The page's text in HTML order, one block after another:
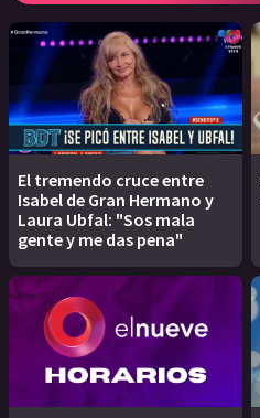
El tremendo cruce entre
Isabel de Gran Hermano y
Laura Ubfal: "Sos mala
gente y me das pena"